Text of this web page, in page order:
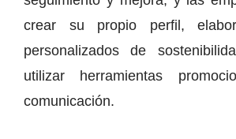
crear su propio perfil,
personalizados de
utilizar herramientas
comunicación.